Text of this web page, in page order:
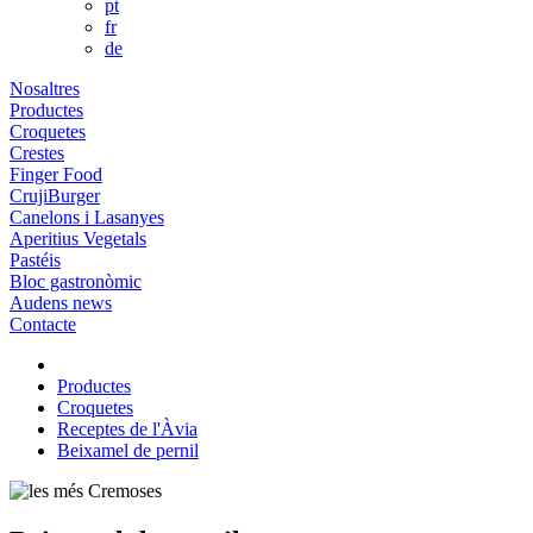
pt
fr
de
Nosaltres
Productes
Croquetes
Crestes
Finger Food
CrujiBurger
Canelons i Lasanyes
Aperitius Vegetals
Pastéis
Bloc gastronòmic
Audens news
Contacte
Productes
Croquetes
Receptes de l'Àvia
Beixamel de pernil